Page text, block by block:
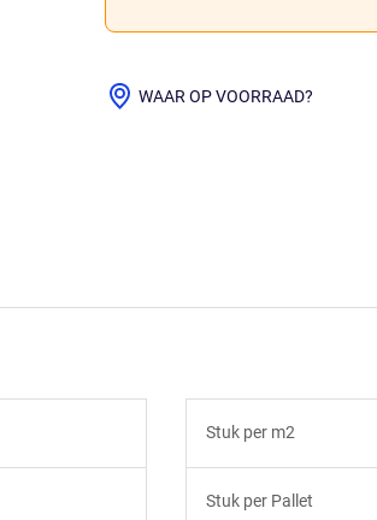
WAAR OP VOORRAAD?
Stuk per m2
Stuk per Pallet